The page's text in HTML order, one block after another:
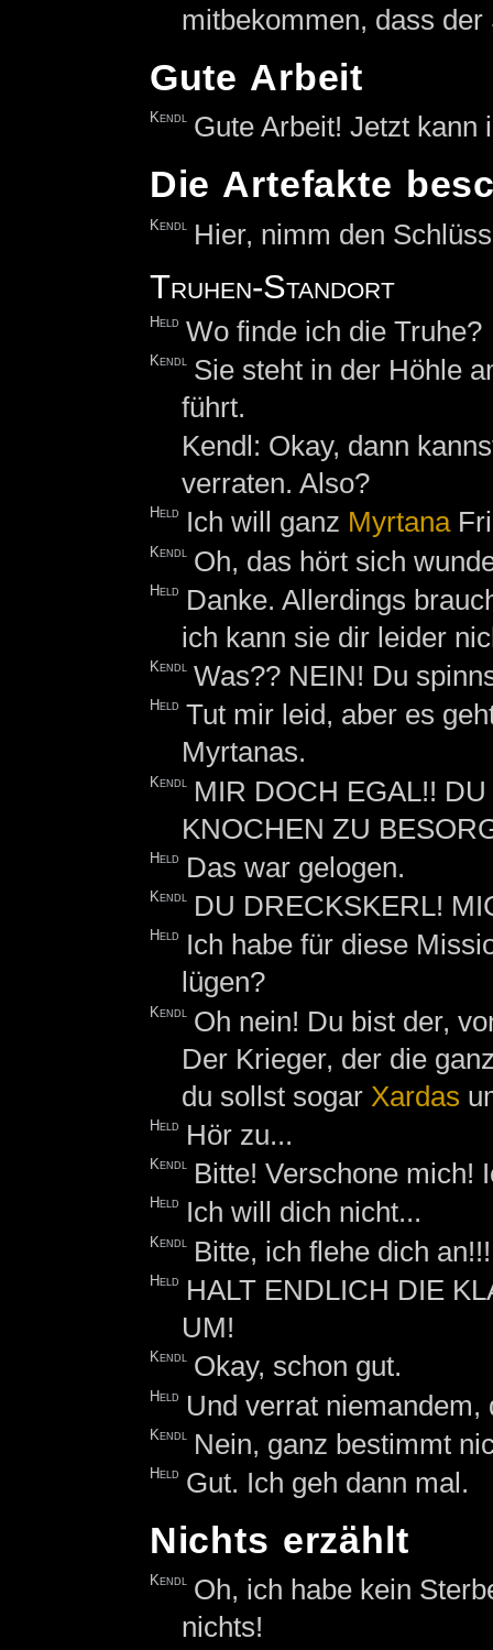
mitbekommen, dass
Gute Arbeit
Kendl Gute Arbeit! Jetzt kann
Die Artefakte
Kendl Hier, nimm den
Truhen-Standort
Held Wo finde ich die Truhe?
Kendl
Sie steht in der Höhle
führt.
Kendl: Okay, dann
verraten. Also?
Held Ich will ganz Myrtana
Kendl Oh, das hört sich
Held
Danke. Allerdings
ich kann sie dir leider
Kendl Was?? NEIN! Du
Held Tut mir leid, aber es
Myrtanas.
Kendl
MIR DOCH EGAL!!
KNOCHEN ZU
Held Das war gelogen.
Kendl DU DRECKSKERL!
Held
Ich habe für diese
lügen?
Kendl
Oh nein! Du bist der,
Der Krieger, der die
du sollst sogar Xardas
Held Hör zu...
Kendl Bitte! Verschone mich!
Held Ich will dich nicht...
Kendl Bitte, ich flehe dich an!!!
Held
HALT ENDLICH DIE
UM!
Kendl Okay, schon gut.
Held Und verrat
Kendl Nein, ganz bestimmt
Held Gut. Ich geh dann mal.
Nichts erzählt
Kendl Oh, ich habe kein
nichts!